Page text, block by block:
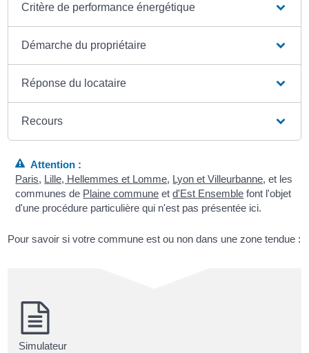
Critère de performance énergétique
Démarche du propriétaire
Réponse du locataire
Recours
Attention :
Paris, Lille, Hellemmes et Lomme, Lyon et Villeurbanne, et les
communes de Plaine commune etd'Est Ensemble font l'objet
d'une procédure particulière qui n'est pas présentée ici.
Pour savoir si votre commune est ou non dans une zone tendue :
Simulateur